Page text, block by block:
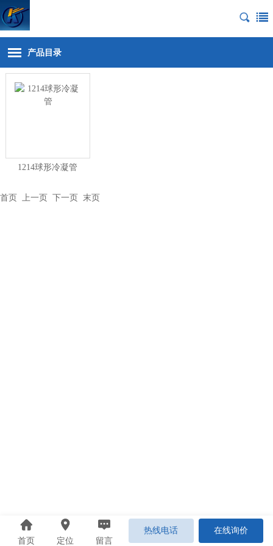
产品目录
1214球形冷凝管
首页 上一页 下一页 末页
首页 定位 留言
热线电话 在线询价